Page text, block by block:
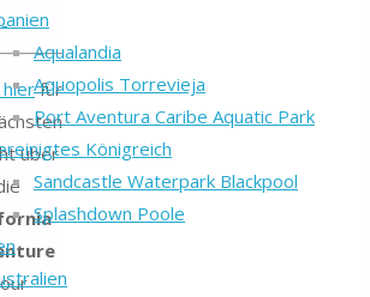
Aqualandia
Aquopolis Torrevieja
Port Aventura Caribe Aquatic Park
Königreich
Sandcastle Waterpark Blackpool
Splashdown Poole
hierfür
über